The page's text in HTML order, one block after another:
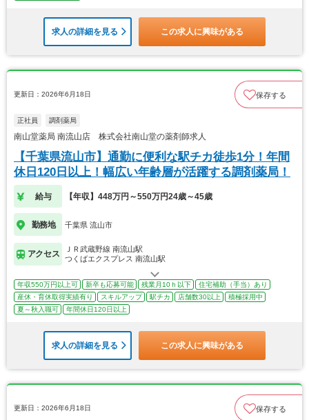
求人の詳細を見る この求人に興味がある
更新日：2026年6月18日 保存する
正社員 調剤薬局
南山堂薬局 南流山店 株式会社南山堂の薬剤師求人
【千葉県流山市】通勤に便利な駅チカ徒歩1分！年間
休日120日以上！幅広い年齢層が活躍する調剤薬局！
給与 【年収】448万円～550万円24歳～45歳
勤務地 千葉県 流山市
アクセス
ＪＲ武蔵野線 南流山駅
つくばエクスプレス 南流山駅
年収550万円以上可 新卒も応募可能 残業月10ｈ以下
住宅補助（手当）あり
産休・育休取得実績有り
スキルアップ 駅チカ 店舗数30以上
積極採用中
夏～秋入職可
年間休日120日以上
求人の詳細を見る この求人に興味がある
更新日：2026年6月18日 保存する